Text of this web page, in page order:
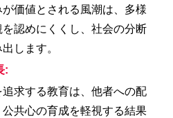
が価値とされる風潮は、多様
認めにくくし、社会の分断
します。
:
求する教育は、他者への配
共心の育成を軽視する結果